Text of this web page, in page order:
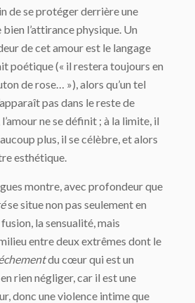
de se protéger derrière une
l’attirance physique. Un
de cet amour est le langage
poétique (« il restera toujours en
de rose… »), alors qu’un tel
pas dans le reste de
ne se définit ; à la limite, il
plus, il se célèbre, et alors
esthétique.
montre, avec profondeur que
se situe non pas seulement en
la sensualité, mais
entre deux extrêmes dont le
du cœur qui est un
rien négliger, car il est une
donc une violence intime que